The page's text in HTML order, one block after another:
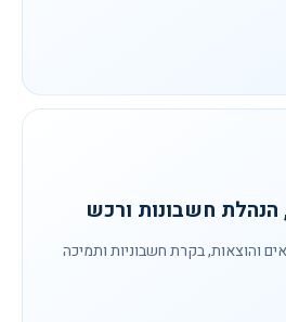
והוצאות, בקרת חשבוניות ותמיכה